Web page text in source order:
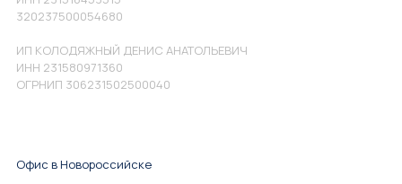
320237500054680
ИП КОЛОДЯЖНЫЙ ДЕНИС АНАТОЛЬЕВИЧ
ИНН 231580971360
ОГРНИП 306231502500040
Офис в Новороссийске